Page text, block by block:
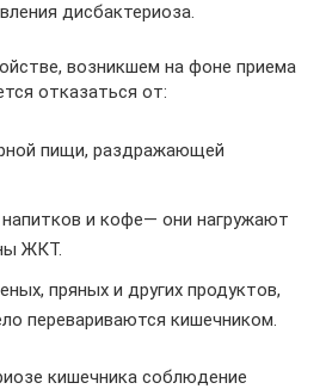
дисбактериоза.
возникшем на фоне приема
отказаться от:
пищи, раздражающей
напитков и кофе— они нагружают
ЖКТ.
пряных и других продуктов,
перевариваются кишечником.
кишечника соблюдение